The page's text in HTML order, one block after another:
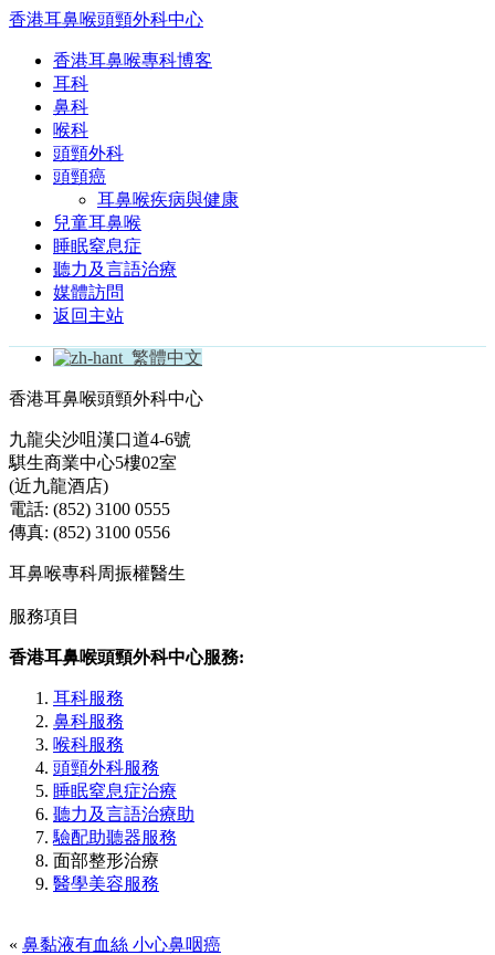
香港耳鼻喉頭頸外科中心
香港耳鼻喉專科博客
耳科
鼻科
喉科
頭頸外科
頭頸癌
耳鼻喉疾病與健康
兒童耳鼻喉
睡眠窒息症
聽力及言語治療
媒體訪問
返回主站
繁體中文
香港耳鼻喉頭頸外科中心
九龍尖沙咀漢口道4-6號
騏生商業中心5樓02室
(近九龍酒店)
電話: (852) 3100 0555
傳真: (852) 3100 0556
耳鼻喉專科周振權醫生
服務項目
香港耳鼻喉頭頸外科中心服務:
耳科服務
鼻科服務
喉科服務
頭頸外科服務
睡眠窒息症治療
聽力及言語治療助
驗配助聽器服務
面部整形治療
醫學美容服務
« 鼻黏液有血絲 小心鼻咽癌